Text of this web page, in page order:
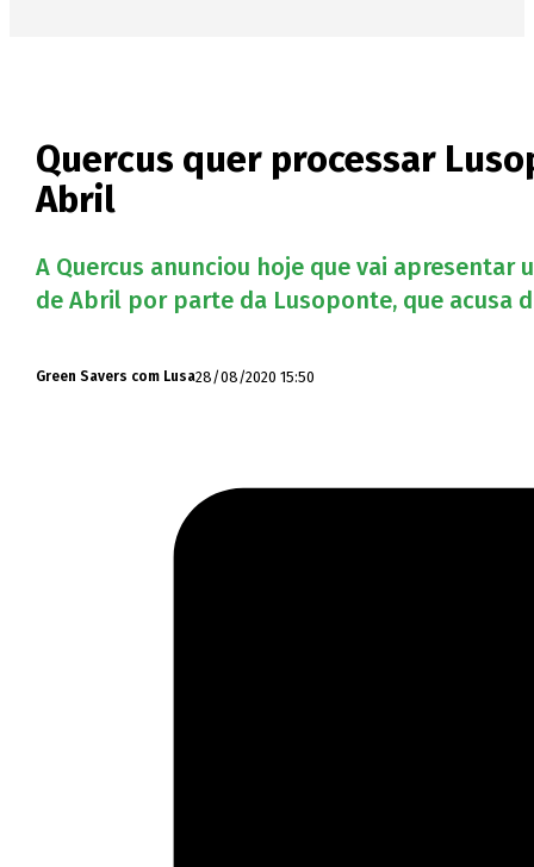
Quercus quer processar
Abril
A Quercus anunciou hoje que vai
de Abril por parte da Lusoponte, que acusa
Green Savers com Lusa28/08/2020 15:50